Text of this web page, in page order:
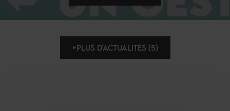
PLUS D'ACTUALITÉS (5)